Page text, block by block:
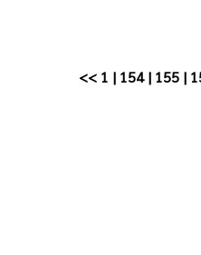
<< 1 | 154| 155 |